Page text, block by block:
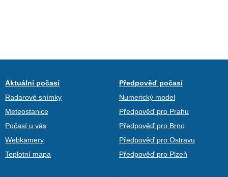
Aktuální počasí
Radarové snímky
Meteostanice
Počasí u vás
Webkamery
Teplotní mapa
Předpověď počasí
Numerický model
Předpověď pro Prahu
Předpověď pro Brno
Předpověď pro Ostravu
Předpověď pro Plzeň